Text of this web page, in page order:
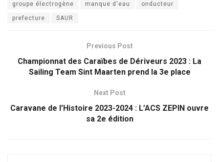
groupe électrogène manque d'eau onducteur
prefecture SAUR
Previous Post
Championnat des Caraïbes de Dériveurs 2023 : La
Sailing Team Sint Maarten prend la 3e place
Next Post
Caravane de l’Histoire 2023-2024 : L’ACS ZEPIN ouvre
sa 2e édition